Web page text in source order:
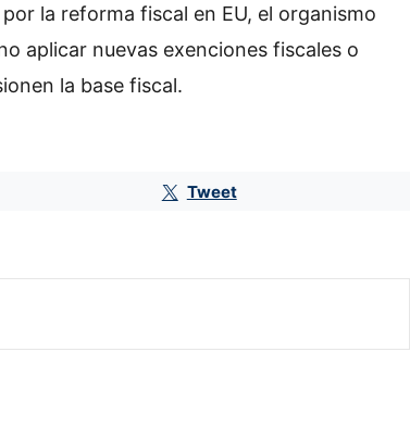
la reforma fiscal en EU, el organismo
aplicar nuevas exenciones fiscales o
la base fiscal.
Tweet
Bienestar
inversión física; Plan México, sin